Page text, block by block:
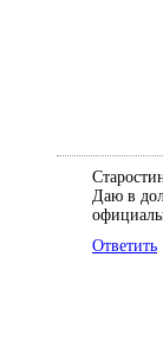
Даю в
Ответить